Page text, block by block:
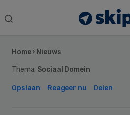
Search
Home › Nieuws
Thema: Sociaal Domein
Opslaan Reageer nu Delen
Sidebar